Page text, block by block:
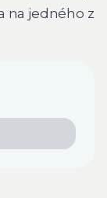
na jedného z